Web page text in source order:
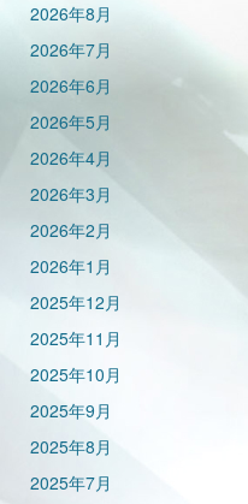
2026年8月
2026年7月
2026年6月
2026年5月
2026年4月
2026年3月
2026年2月
2026年1月
2025年12月
2025年11月
2025年10月
2025年9月
2025年8月
2025年7月